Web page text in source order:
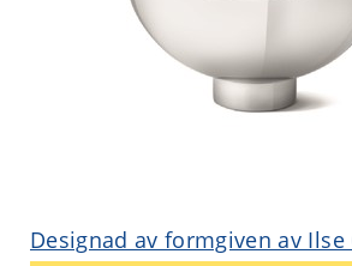
Designad av formgiven av Ilse